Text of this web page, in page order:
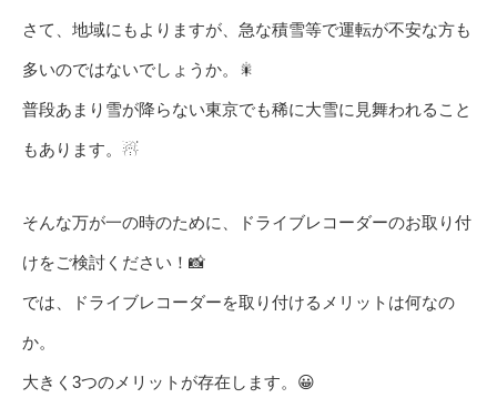
さて、地域にもよりますが、急な積雪等で運転が不安な方も
多いのではないでしょうか。🎇
普段あまり雪が降らない東京でも稀に大雪に見舞われること
もあります。☃
そんな万が一の時のために、ドライブレコーダーのお取り付
けをご検討ください！📸
では、ドライブレコーダーを取り付けるメリットは何なの
か。
大きく3つのメリットが存在します。😀